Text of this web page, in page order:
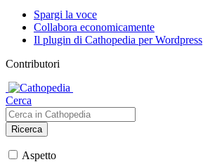
Spargi la voce
Collabora economicamente
Il plugin di Cathopedia per Wordpress
Contributori
Cerca
Ricerca
Aspetto